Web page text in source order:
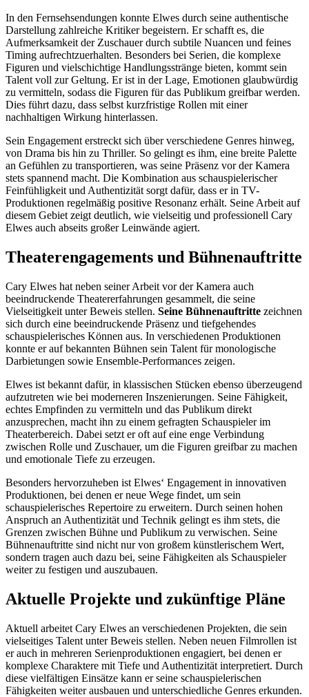
In den Fernsehsendungen konnte Elwes durch seine authentische
Darstellung zahlreiche Kritiker begeistern. Er schafft es, die
Aufmerksamkeit der Zuschauer durch subtile Nuancen und feines
Timing aufrechtzuerhalten. Besonders bei Serien, die komplexe
Figuren und vielschichtige Handlungsstränge bieten, kommt sein
Talent voll zur Geltung. Er ist in der Lage, Emotionen glaubwürdig
zu vermitteln, sodass die Figuren für das Publikum greifbar werden.
Dies führt dazu, dass selbst kurzfristige Rollen mit einer
nachhaltigen Wirkung hinterlassen.
Sein Engagement erstreckt sich über verschiedene Genres hinweg,
von Drama bis hin zu Thriller. So gelingt es ihm, eine breite Palette
an Gefühlen zu transportieren, was seine Präsenz vor der Kamera
stets spannend macht. Die Kombination aus schauspielerischer
Feinfühligkeit und Authentizität sorgt dafür, dass er in TV-
Produktionen regelmäßig positive Resonanz erhält. Seine Arbeit auf
diesem Gebiet zeigt deutlich, wie vielseitig und professionell Cary
Elwes auch abseits großer Leinwände agiert.
Theaterengagements und Bühnenauftritte
Cary Elwes hat neben seiner Arbeit vor der Kamera auch
beeindruckende Theatererfahrungen gesammelt, die seine
Vielseitigkeit unter Beweis stellen. Seine Bühnenauftritte zeichnen
sich durch eine beeindruckende Präsenz und tiefgehendes
schauspielerisches Können aus. In verschiedenen Produktionen
konnte er auf bekannten Bühnen sein Talent für monologische
Darbietungen sowie Ensemble-Performances zeigen.
Elwes ist bekannt dafür, in klassischen Stücken ebenso überzeugend
aufzutreten wie bei moderneren Inszenierungen. Seine Fähigkeit,
echtes Empfinden zu vermitteln und das Publikum direkt
anzusprechen, macht ihn zu einem gefragten Schauspieler im
Theaterbereich. Dabei setzt er oft auf eine enge Verbindung
zwischen Rolle und Zuschauer, um die Figuren greifbar zu machen
und emotionale Tiefe zu erzeugen.
Besonders hervorzuheben ist Elwes‘ Engagement in innovativen
Produktionen, bei denen er neue Wege findet, um sein
schauspielerisches Repertoire zu erweitern. Durch seinen hohen
Anspruch an Authentizität und Technik gelingt es ihm stets, die
Grenzen zwischen Bühne und Publikum zu verwischen. Seine
Bühnenauftritte sind nicht nur von großem künstlerischem Wert,
sondern tragen auch dazu bei, seine Fähigkeiten als Schauspieler
weiter zu festigen und auszubauen.
Aktuelle Projekte und zukünftige Pläne
Aktuell arbeitet Cary Elwes an verschiedenen Projekten, die sein
vielseitiges Talent unter Beweis stellen. Neben neuen Filmrollen ist
er auch in mehreren Serienproduktionen engagiert, bei denen er
komplexe Charaktere mit Tiefe und Authentizität interpretiert. Durch
diese vielfältigen Einsätze kann er seine schauspielerischen
Fähigkeiten weiter ausbauen und unterschiedliche Genres erkunden.